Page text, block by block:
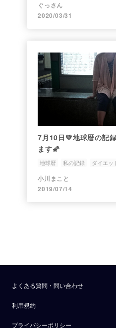
ぐっさん
2020/03/31
7月10日💚地球暦の記
ます🌠
地球暦 私の記録 ダイエッ
小川まこと
2019/07/14
よくある質問・問い合わせ
利用規約
プライバシーポリシー